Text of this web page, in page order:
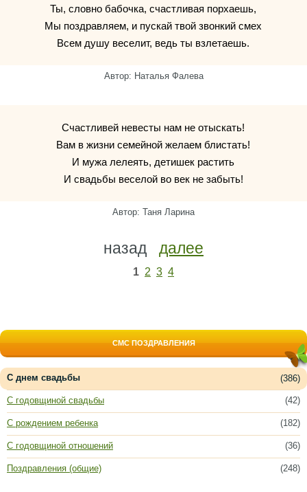
Ты, словно бабочка, счастливая порхаешь,
Мы поздравляем, и пускай твой звонкий смех
Всем душу веселит, ведь ты взлетаешь.
Автор: Наталья Фалева
Счастливей невесты нам не отыскать!
Вам в жизни семейной желаем блистать!
И мужа лелеять, детишек растить
И свадьбы веселой во век не забыть!
Автор: Таня Ларина
назад далее
1 2 3 4
СМС ПОЗДРАВЛЕНИЯ
(386)
С днем свадьбы
(42)
С годовщиной свадьбы
(182)
С рождением ребенка
(36)
С годовщиной отношений
(248)
Поздравления (общие)